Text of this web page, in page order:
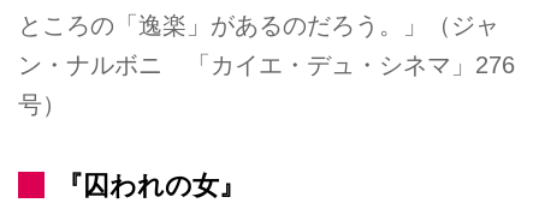
ところの「逸楽」があるのだろう。」（ジャ
ン・ナルボニ 「カイエ・デュ・シネマ」276
号）
『囚われの女』